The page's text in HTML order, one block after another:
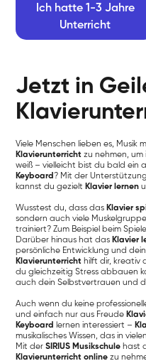
Ich hatte 1-3 Jahre
Unterricht
Jetzt in
Viele Menschen lieben es, Musik
Klavierunterricht zu nehmen, um
weiß – vielleicht bist du bald ein
Keyboard? Mit der
kannst du gezielt Klavier lernen
Wusstest du, dass das Klavier
sondern auch viele
trainiert? Zum Beispiel beim
Darüber hinaus hat das Klavier
persönliche Entwicklung und
Klavierunterricht hilft dir, kreativ
du gleichzeitig Stress abbauen
auch dein Selbstvertrauen und
Auch wenn du keine
und einfach nur aus Freude
Keyboard lernen interessiert –
musikalisches Wissen, das in
Mit derSIRIUS Musikschule hast
Klavierunterricht online zu